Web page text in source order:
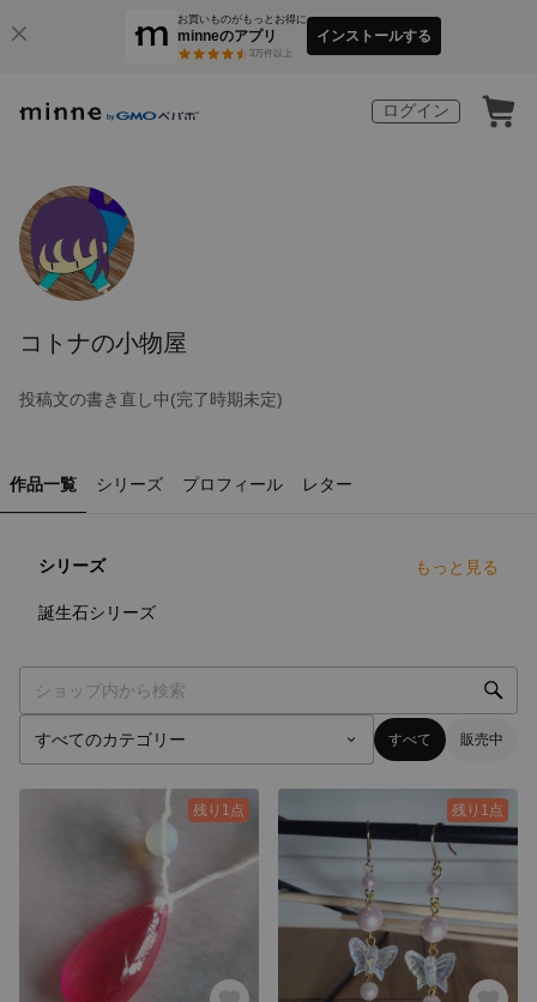
お買いものがもっとお得に
minneのアプリ
3万件以上
インストールする
ログイン
コトナの小物屋
投稿文の書き直し中(完了時期未定)
作品一覧 シリーズ プロフィール レター
シリーズ もっと見る
誕生石シリーズ
すべて 販売中
残り1点 残り1点